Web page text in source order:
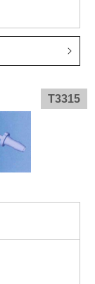
T3315